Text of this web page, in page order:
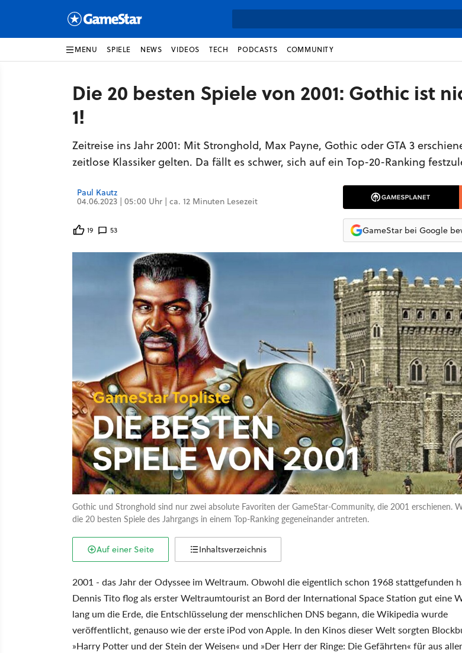
MENU SPIELE NEWS VIDEOS TECH PODCASTS COMMUNITY
Die 20 besten Spiele von 2001: Gothic ist
1!
Zeitreise ins Jahr 2001: Mit Stronghold, Max Payne, Gothic oder GTA 3
zeitlose Klassiker gelten. Da fällt es schwer, sich auf ein Top-20-Ranking
Paul Kautz
04.06.2023 | 05:00 Uhr | ca. 12 Minuten Lesezeit
19 53 GameStar bei Google
Gothic und Stronghold sind nur zwei absolute Favoriten der GameStar-Community, die 2001 erschienen.
die 20 besten Spiele des Jahrgangs in einem Top-Ranking gegeneinander antreten.
Auf einer Seite Inhaltsverzeichnis
2001 - das Jahr der Odyssee im Weltraum. Obwohl die eigentlich schon 1968 stattgefunden
Dennis Tito flog als erster Weltraumtourist an Bord der International Space Station gut eine
lang um die Erde, die Entschlüsselung der menschlichen DNS begann, die Wikipedia wurde
veröffentlicht, genauso wie der erste iPod von Apple. In den Kinos dieser Welt sorgten
»Harry Potter und der Stein der Weisen« und »Der Herr der Ringe: Die Gefährten« für aus